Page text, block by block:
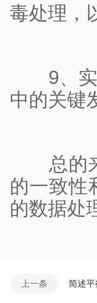
毒处理，
9、实
中的关键
总的来
的一致性
的数据处
上一条 简述